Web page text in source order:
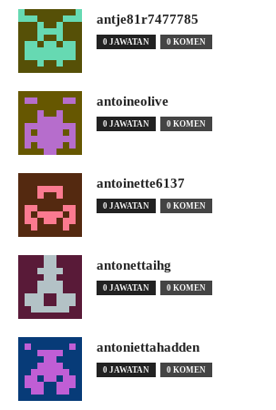
antje81r7477785
0 JAWATAN 0 KOMEN
antoineolive
0 JAWATAN 0 KOMEN
antoinette6137
0 JAWATAN 0 KOMEN
antonettaihg
0 JAWATAN 0 KOMEN
antoniettahadden
0 JAWATAN 0 KOMEN